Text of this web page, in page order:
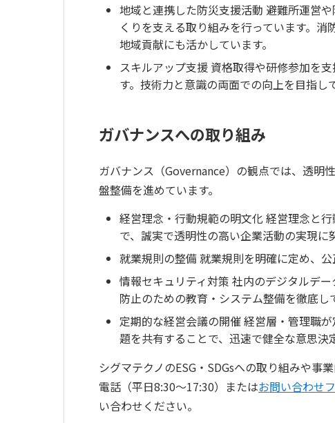
地域と連携した防災支援活動 避難所運営
くりを支える取り組みを行っています。
地域貢献にも活かしています。
スキルアップ支援 資格取得や研修参加を
す。技術力と意識の両面での向上を目指し
ガバナンスへの取り組み
ガバナンス（Governance）の観点では、透明
盤整備を進めています。
経営理念・行動規範の明文化 経営理念と
で、誠実で透明性の高い企業活動の実現に
就業規則の整備 就業規則を明確に定め、
情報セキュリティ対策 社内のデジタルデ
防止のための教育・システム整備を徹底し
定期的な経営会議の開催 経営層・管理職
題を共有することで、迅速で健全な意思決
シグマテクノのESG・SDGsへの取り組みや事
電話（平日8:30〜17:30）またはお問い合わせ
い合わせください。